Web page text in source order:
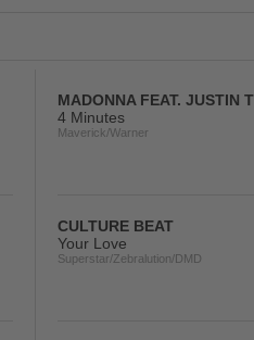
MADONNA FEAT. JUSTIN
4 Minutes
Maverick/Warner
CULTURE BEAT
Your Love
Superstar/Zebralution/DMD